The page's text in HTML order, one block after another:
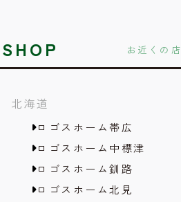
SHOP お近くの
北海道
ロゴスホーム帯広
ロゴスホーム中標津
ロゴスホーム釧路
ロゴスホーム北見